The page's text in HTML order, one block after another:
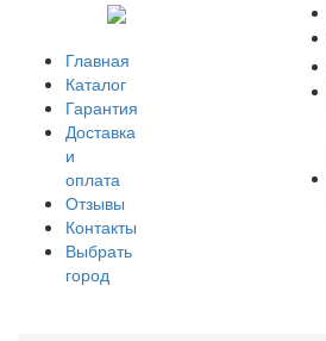
Главная
Каталог
Гарантия
Доставка
и
оплата
Отзывы
Контакты
Выбрать
город